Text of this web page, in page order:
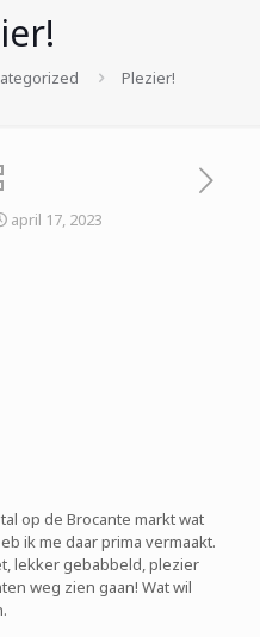
Plezier!
april 17, 2023
op de Brocante markt wat
ik me daar prima vermaakt.
lekker gebabbeld, plezier
weg zien gaan! Wat wil